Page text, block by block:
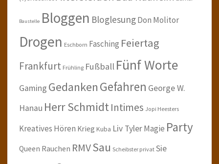
Baustelle Bloggen BloglesungDon Molitor
Drogen Eschborn Fasching Feiertag
Frankfurt Frühling Fußball Fünf Worte
Gaming GedankenGefahren George W.
Hanau Herr SchmidtIntimes Jopi Heesters
Kreatives Hören Krieg Kuba Liv TylerMagie Party
Queen Rauchen RMVSau Scheibster privat Sie